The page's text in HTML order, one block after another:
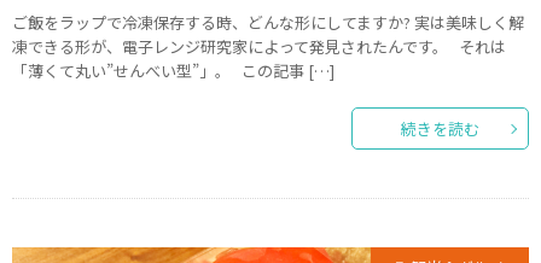
ご飯をラップで冷凍保存する時、どんな形にしてますか? 実は美味しく解
凍できる形が、電子レンジ研究家によって発見されたんです。 それは
「薄くて丸い”せんべい型”」。 この記事 […]
続きを読む